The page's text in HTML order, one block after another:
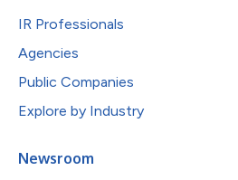
IR Professionals
Agencies
Public Companies
Explore by Industry
Newsroom